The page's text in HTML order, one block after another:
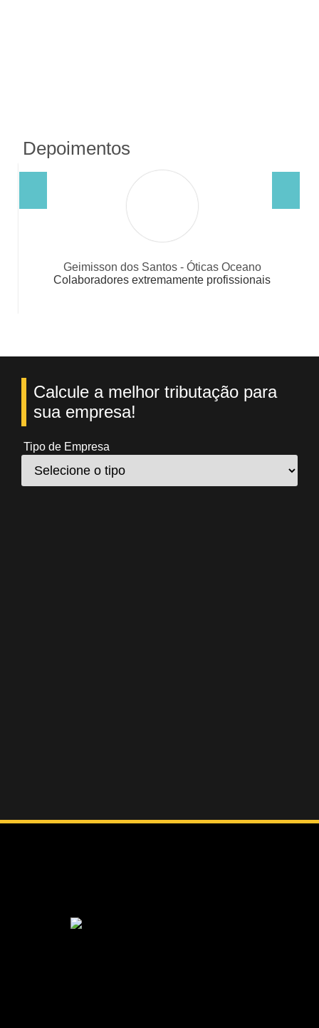
Depoimentos
dos Santos - Óticas Oceano
extremamente profissionais
Pessoal
Calcule a melhor tributação para
sua empresa!
Tipo de Empresa